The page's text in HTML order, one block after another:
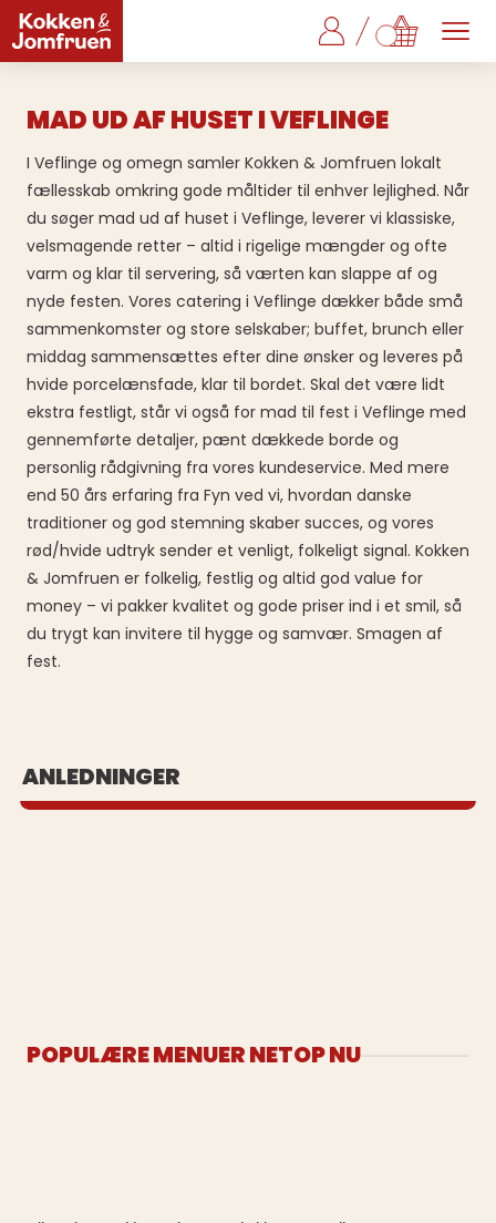
MAD UD AF HUSET I VEFLINGE
I Veflinge og omegn samler Kokken & Jomfruen lokalt
fællesskab omkring gode måltider til enhver lejlighed. Når
du søger mad ud af huset i Veflinge, leverer vi klassiske,
velsmagende retter – altid i rigelige mængder og ofte
varm og klar til servering, så værten kan slappe af og
nyde festen. Vores catering i Veflinge dækker både små
sammenkomster og store selskaber; buffet, brunch eller
middag sammensættes efter dine ønsker og leveres på
hvide porcelænsfade, klar til bordet. Skal det være lidt
ekstra festligt, står vi også for mad til fest i Veflinge med
gennemførte detaljer, pænt dækkede borde og
personlig rådgivning fra vores kundeservice. Med mere
end 50 års erfaring fra Fyn ved vi, hvordan danske
traditioner og god stemning skaber succes, og vores
rød/hvide udtryk sender et venligt, folkeligt signal. Kokken
& Jomfruen er folkelig, festlig og altid god value for
money – vi pakker kvalitet og gode priser ind i et smil, så
du trygt kan invitere til hygge og samvær. Smagen af
fest.
ANLEDNINGER
Se vores populære buffeter
POPULÆRE MENUER NETOP NU